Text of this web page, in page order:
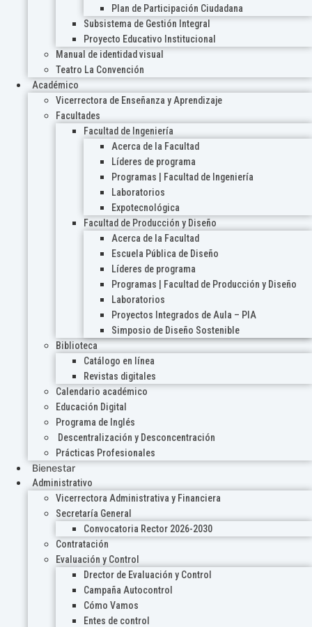
Plan de Participación Ciudadana
Subsistema de Gestión Integral
Proyecto Educativo Institucional
Manual de identidad visual
Teatro La Convención
Académico
Vicerrectora de Enseñanza y Aprendizaje
Facultades
Facultad de Ingeniería
Acerca de la Facultad
Líderes de programa
Programas | Facultad de Ingeniería
Laboratorios
Expotecnológica
Facultad de Producción y Diseño
Acerca de la Facultad
Escuela Pública de Diseño
Líderes de programa
Programas | Facultad de Producción y Diseño
Laboratorios
Proyectos Integrados de Aula – PIA
Simposio de Diseño Sostenible
Biblioteca
Catálogo en línea
Revistas digitales
Calendario académico
Educación Digital
Programa de Inglés
Descentralización y Desconcentración
Prácticas Profesionales
Bienestar
Administrativo
Vicerrectora Administrativa y Financiera
Secretaría General
Convocatoria Rector 2026-2030
Contratación
Evaluación y Control
Drector de Evaluación y Control
Campaña Autocontrol
Cómo Vamos
Entes de control